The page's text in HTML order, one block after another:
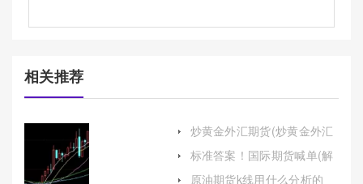
相关推荐
炒黄金外汇期货(炒黄金外汇
标准答案！国际期货喊单(解
原油期货k线用什么分析的